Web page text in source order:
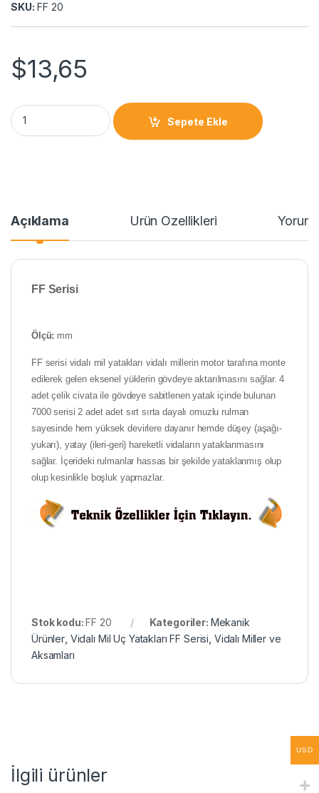
SKU: FF 20
$13,65
Sepete Ekle
Açıklama Ürün Özellikleri
FFSerisi
Ölçü: mm
FF serisi vidalı mil yatakları vidalı millerin motor tarafına monte
edilerek gelen eksenel yüklerin gövdeye aktarılmasını sağlar. 4
adet çelik civata ile gövdeye sabitlenen yatak içinde bulunan
7000 serisi 2 adet adet sırt sırta dayalı omuzlu rulman
sayesinde hem yüksek devirlere dayanır hemde düşey (aşağı-
yukarı), yatay (ileri-geri) hareketli vidaların yataklanmasını
sağlar. İçerideki rulmanlar hassas bir şekilde yataklanmış olup
olup kesinlikle boşluk yapmazlar.
Stok kodu:FF 20 Kategoriler: Mekanik
Ürünler Vidalı Mil Uç Yatakları FF Serisi Vidalı Miller ve
Aksamları
İlgili ürünler
USD